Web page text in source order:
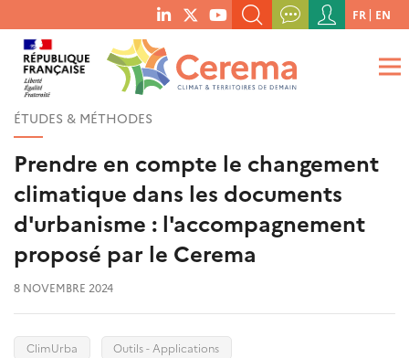
menu
social
links
RECHERCHER UN MOT-CLÉ, UNE PUBLICATION, ETC.
QUE RECHERCHEZ-VOUS ?
Menu
du
compte
de
FR EN
ÉTUDES & MÉTHODES
Prendre en compte le changement
climatique dans les documents
d'urbanisme : l'accompagnement
proposé par le Cerema
8 NOVEMBRE 2024
ClimUrba
Outils - Applications